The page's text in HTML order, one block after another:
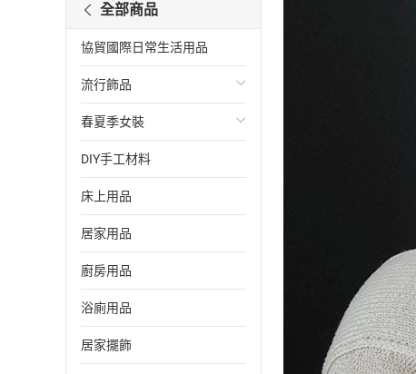
全部商品
協貿國際日常生活用品
流行飾品
戒指
項鏈
耳環/耳扣/耳釘
手鏈/手鐲
春夏季女裝
連衣裙
褲裝
改良旗袍
DIY手工材料
床上用品
居家用品
廚房用品
浴廁用品
居家擺飾